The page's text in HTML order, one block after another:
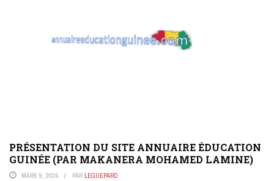
PRÉSENTATION DU SITE ANNUAIRE ÉDUCATION
GUINÉE (PAR MAKANERA MOHAMED LAMINE)
MARS 9, 2024 PAR LEGUEPARD